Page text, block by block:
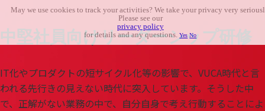
中堅社員向けリーダーシップ研修
IT化やプロダクトの短サイクル化等の影響で、VUCA時代と言
われる先行きの見えない時代に突入しています。そうした中
で、正解がない業務の中で、自分自身で考え行動することによ
May we use cookies to track your activities? We take your privacy very
Please see our
privacy policy
for details and any questions.Yes No